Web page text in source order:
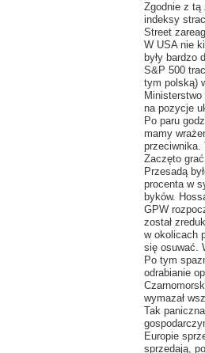
Zgodnie z tą
indeksy
Street
W USA nie
były bardzo
S&P 500
tym polską)
na pozycje
Po paru
mamy
przeciwnika.
Zaczęto
Przesadą
procenta w
byków.
GPW
został
w okolicach
się osuwać.
Po tym
odrabianie
wymazał
Tak
Europie
sprzedają,